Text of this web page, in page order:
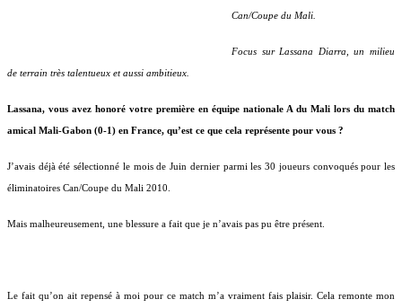
Can/Coupe du Mali.
Focus sur Lassana Diarra, un milieu
de terrain très talentueux et aussi ambitieux.
Lassana, vous avez honoré votre première en équipe nationale A du Mali lors du match
amical Mali-Gabon (0-1) en France, qu’est ce que cela représente pour vous ?
J’avais déjà été sélectionné le mois de Juin dernier parmi les 30 joueurs convoqués pour les
éliminatoires Can/Coupe du Mali 2010.
Mais malheureusement, une blessure a fait que je n’avais pas pu être présent.
Le fait qu’on ait repensé à moi pour ce match m’a vraiment fais plaisir. Cela remonte mon